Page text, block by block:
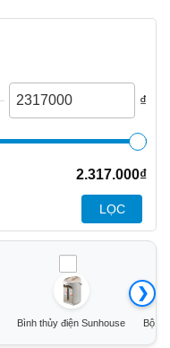
₫
2.317.000₫
LỌC
Bình thủy điện Sunhouse Bộ
❯